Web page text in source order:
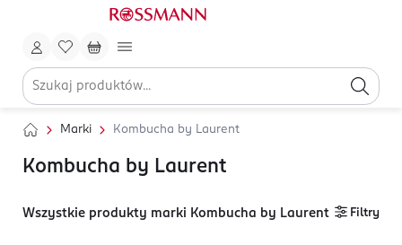
Marki Kombucha by Laurent
Kombucha by Laurent
Wszystkie produkty marki Kombucha by Laurent Filtry